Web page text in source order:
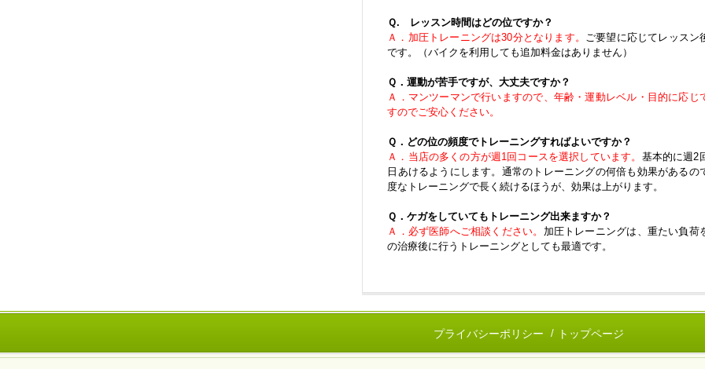
Ｑ. レッスン時間はどの位ですか？
Ａ．加圧トレーニングは30分となります。
ご要望に応じてレッス
です。（バイクを利用しても追加料金はありません）
Ｑ．運動が苦手ですが、大丈夫ですか？
Ａ．マンツーマンで行いますので、年齢・運動レベル・目的に応
すのでご安心ください。
Ｑ．どの位の頻度でトレーニングすればよいですか？
Ａ．当店の多くの方が週1回コースを選択しています。 基本的に週2
日あけるようにします。通常のトレーニングの何倍も効果がある
度なトレーニングで長く続けるほうが、効果は上がります。
Ｑ．ケガをしていてもトレーニング出来ますか？
Ａ．必ず医師へご相談ください。 加圧トレーニングは、重たい負
の治療後に行うトレーニングとしても最適です。
プライバシーポリシー トップページ